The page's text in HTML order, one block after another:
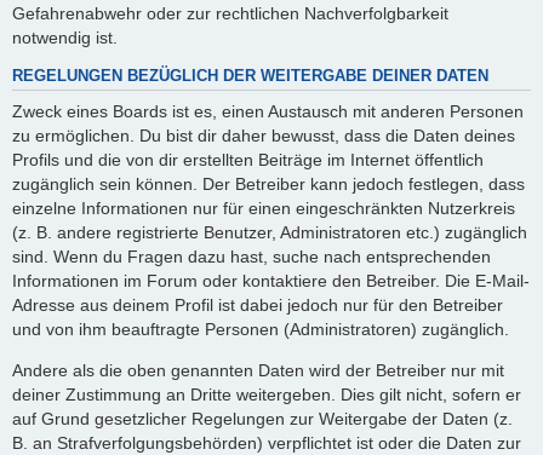
Gefahrenabwehr oder zur rechtlichen Nachverfolgbarkeit
notwendig ist.
REGELUNGEN BEZÜGLICH DER WEITERGABE DEINER DATEN
Zweck eines Boards ist es, einen Austausch mit anderen Personen
zu ermöglichen. Du bist dir daher bewusst, dass die Daten deines
Profils und die von dir erstellten Beiträge im Internet öffentlich
zugänglich sein können. Der Betreiber kann jedoch festlegen, dass
einzelne Informationen nur für einen eingeschränkten Nutzerkreis
(z. B. andere registrierte Benutzer, Administratoren etc.) zugänglich
sind. Wenn du Fragen dazu hast, suche nach entsprechenden
Informationen im Forum oder kontaktiere den Betreiber. Die E-Mail-
Adresse aus deinem Profil ist dabei jedoch nur für den Betreiber
und von ihm beauftragte Personen (Administratoren) zugänglich.
Andere als die oben genannten Daten wird der Betreiber nur mit
deiner Zustimmung an Dritte weitergeben. Dies gilt nicht, sofern er
auf Grund gesetzlicher Regelungen zur Weitergabe der Daten (z.
B. an Strafverfolgungsbehörden) verpflichtet ist oder die Daten zur